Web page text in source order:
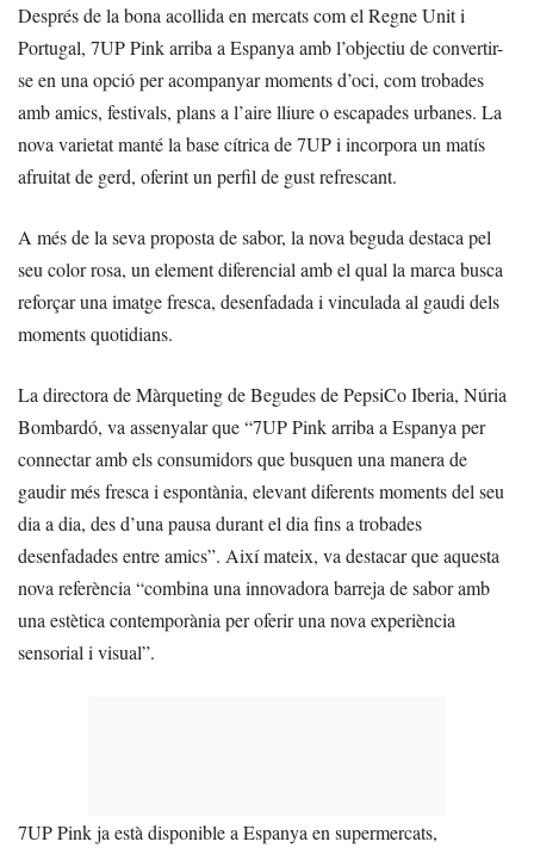
Després de la bona acollida en mercats com el Regne Unit i
Portugal, 7UP Pink arriba a Espanya amb l’objectiu de convertir-
se en una opció per acompanyar moments d’oci, com trobades
amb amics, festivals, plans a l’aire lliure o escapades urbanes. La
nova varietat manté la base cítrica de 7UP i incorpora un matís
afruitat de gerd, oferint un perfil de gust refrescant.
A més de la seva proposta de sabor, la nova beguda destaca pel
seu color rosa, un element diferencial amb el qual la marca busca
reforçar una imatge fresca, desenfadada i vinculada al gaudi dels
moments quotidians.
La directora de Màrqueting de Begudes de PepsiCo Iberia, Núria
Bombardó, va assenyalar que “7UP Pink arriba a Espanya per
connectar amb els consumidors que busquen una manera de
gaudir més fresca i espontània, elevant diferents moments del seu
dia a dia, des d’una pausa durant el dia fins a trobades
desenfadades entre amics”. Així mateix, va destacar que aquesta
nova referència “combina una innovadora barreja de sabor amb
una estètica contemporània per oferir una nova experiència
sensorial i visual”.
7UP Pink ja està disponible a Espanya en supermercats,